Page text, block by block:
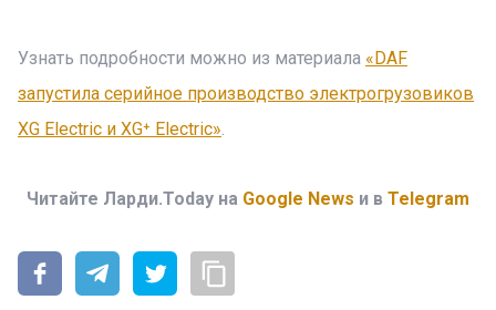
Узнать подробности можно из материала «DAF
запустила серийное производство электрогрузовиков
XG Electric и XG⁺ Electric».
Читайте Ларди.Today на Google News и в Telegram